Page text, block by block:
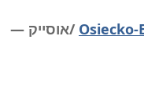
/אוסייק —